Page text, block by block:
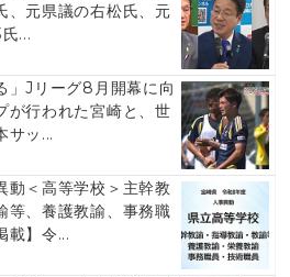
、元県議の右松氏、元
...
」Jリーグ8月開幕に向
行われた宮崎と、世
サッ...
動＜高等学校＞主幹教
等、養護教諭、事務職
載】令...